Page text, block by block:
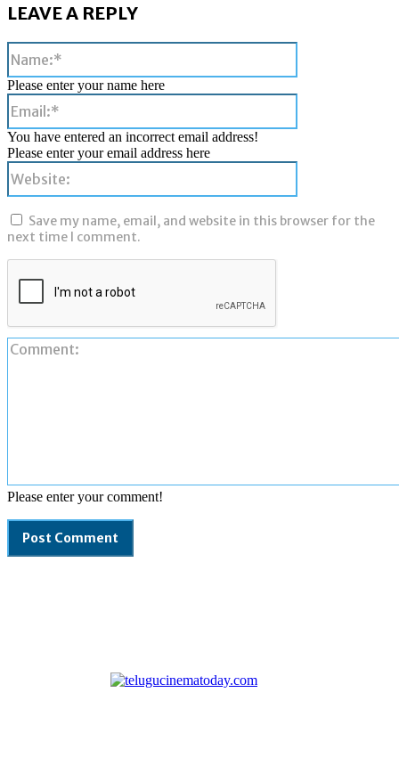
LEAVE A REPLY
Please enter your comment!
Please enter your name here
You have entered an incorrect email address!
Please enter your email address here
Save my name, email, and website in this browser for the
next time I comment.